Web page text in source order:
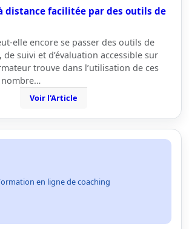
distance facilitée par des outils de
elle encore se passer des outils de
suivi et d’évaluation accessible sur
trouve dans l’utilisation de ces
Voir l'Article
en ligne de coaching